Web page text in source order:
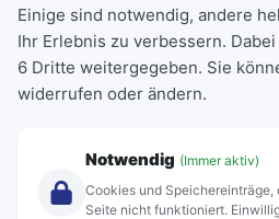
Deutschlandticket
Schülerkarte
Einzeltickets
Abonnements
Über Rebus
Einige sind notwendig, andere
Ihr Erlebnis zu verbessern.
6 Dritte weitergegeben. Sie
widerrufen oder ändern.
Notwendig (Immer aktiv)
Cookies und Speichereinträge,
Seite nicht funktioniert.